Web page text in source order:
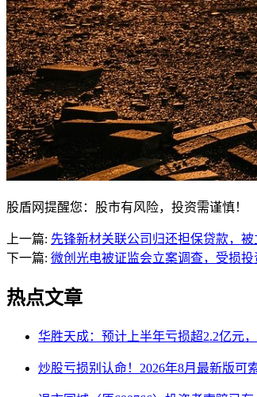
股盾网提醒您：股市有风险，投资需谨慎！
上一篇: 先锋新材关联公司归还担保贷款，
下一篇: 微创光电被证监会立案调查，受损
热点文章
华胜天成：预计上半年亏损超2.2亿元
炒股亏损别认命！2026年8月最新版可